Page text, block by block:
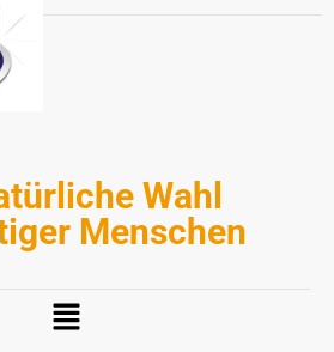
Wahl
Menschen
Menü